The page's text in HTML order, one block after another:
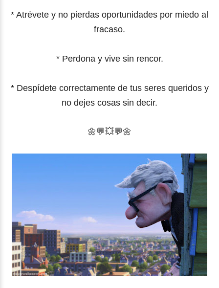
* Atrévete y no pierdas oportunidades por miedo al
fracaso.
* Perdona y vive sin rencor.
* Despídete correctamente de tus seres queridos y
no dejes cosas sin decir.
🌼 💬💥💬🌼